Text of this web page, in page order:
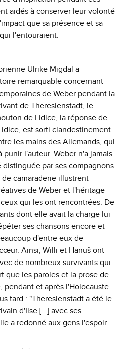
aidés à conserver leur volonté
que sa présence et sa
l'entouraient.
Ulrike Migdal a
remarquable concernant
de Weber pendant la
de Theresienstadt, le
de Lidice, la réponse de
est sorti clandestinement
les mains des Allemands, qui
l'auteur. Weber n'a jamais
par ses compagnons
camaraderie illustrent
de Weber et l'héritage
qui les ont rencontrées. De
dont elle avait la charge lui
ses chansons encore et
d'entre eux de
Ainsi, Willi et Hanuš ont
de nombreux survivants qui
que les paroles et la prose de
pendant et après l'Holocauste.
tard : "Theresienstadt a été le
d'Ilse [...] avec ses
a redonné aux gens l'espoir